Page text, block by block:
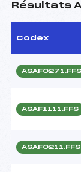
Résultats
Codex
ASAF0271.FFS
ASAF1111.FFS
ASAF0211.FFS